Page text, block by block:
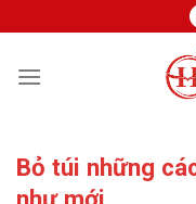
đến
nội
Bỏ túi những